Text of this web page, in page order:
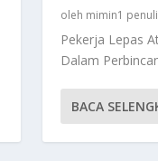
oleh mimin1
Pekerja Lepas
Dalam
BACA